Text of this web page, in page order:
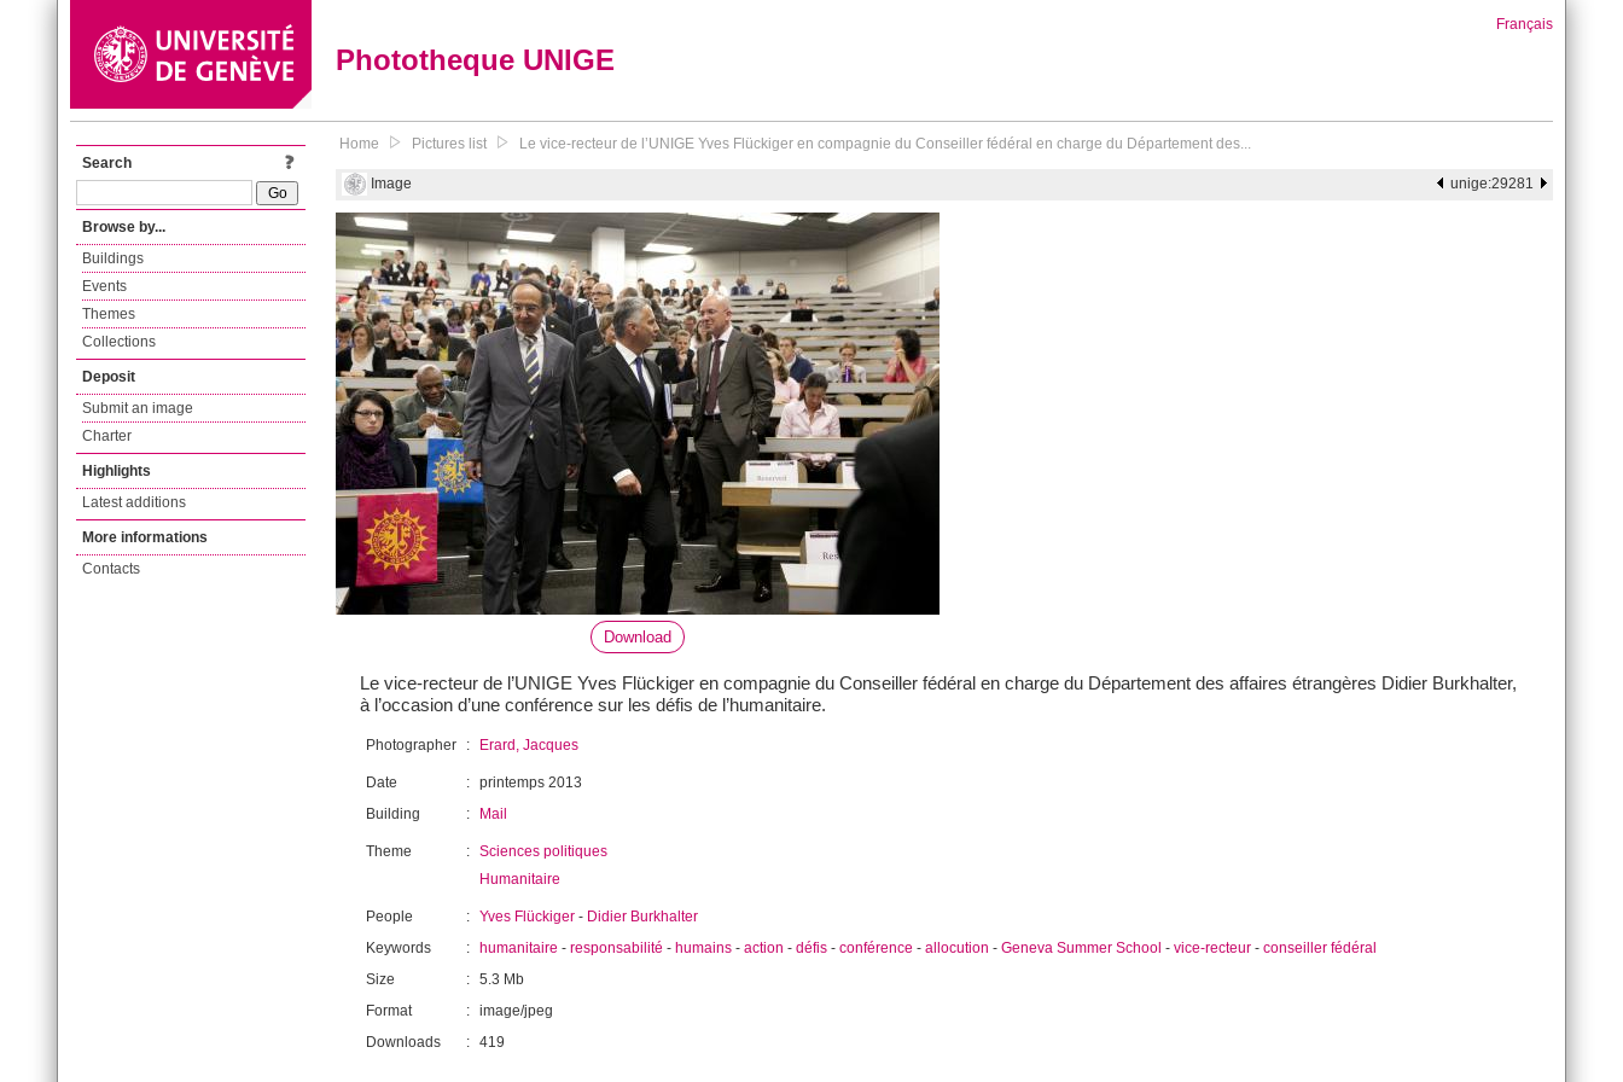
Phototheque UNIGE
Français
Search
Browse by...
Buildings
Events
Themes
Collections
Deposit
Submit an image
Charter
Highlights
Latest additions
More informations
Contacts
Home Pictures list Le vice-recteur de l’UNIGE Yves Flückiger en compagnie du Conseiller fédéral en charge du Département des...
Image unige:29281
Download
Le vice-recteur de l’UNIGE Yves Flückiger en compagnie du Conseiller fédéral en charge du Département des affaires étrangères Didier Burkhalter,
à l’occasion d’une conférence sur les défis de l’humanitaire.
Photographer : Erard, Jacques
Date : printemps 2013
Building
: Mail
Theme : Sciences politiques
Humanitaire
People : Yves Flückiger - Didier Burkhalter
Keywords
: humanitaire - responsabilité - humains - action - défis - conférence - allocution - Geneva Summer School - vice-recteur - conseiller fédéral
Size
: 5.3 Mb
Format
: image/jpeg
Downloads
: 419